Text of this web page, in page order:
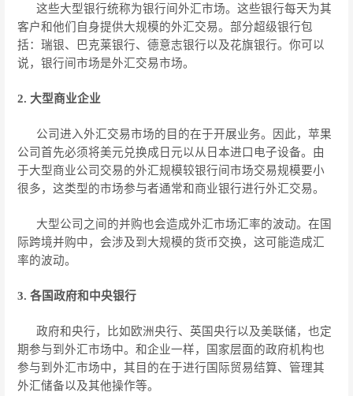
这些大型银行统称为银行间外汇市场。这些银行每天为其
客户和他们自身提供大规模的外汇交易。部分超级银行包
括：瑞银、巴克莱银行、德意志银行以及花旗银行。你可以
说，银行间市场是外汇交易市场。
2. 大型商业企业
公司进入外汇交易市场的目的在于开展业务。因此，苹果
公司首先必须将美元兑换成日元以从日本进口电子设备。由
于大型商业公司交易的外汇规模较银行间市场交易规模要小
很多，这类型的市场参与者通常和商业银行进行外汇交易。
大型公司之间的并购也会造成外汇市场汇率的波动。在国
际跨境并购中，会涉及到大规模的货币交换，这可能造成汇
率的波动。
3. 各国政府和中央银行
政府和央行，比如欧洲央行、英国央行以及美联储，也定
期参与到外汇市场中。和企业一样，国家层面的政府机构也
参与到外汇市场中，其目的在于进行国际贸易结算、管理其
外汇储备以及其他操作等。